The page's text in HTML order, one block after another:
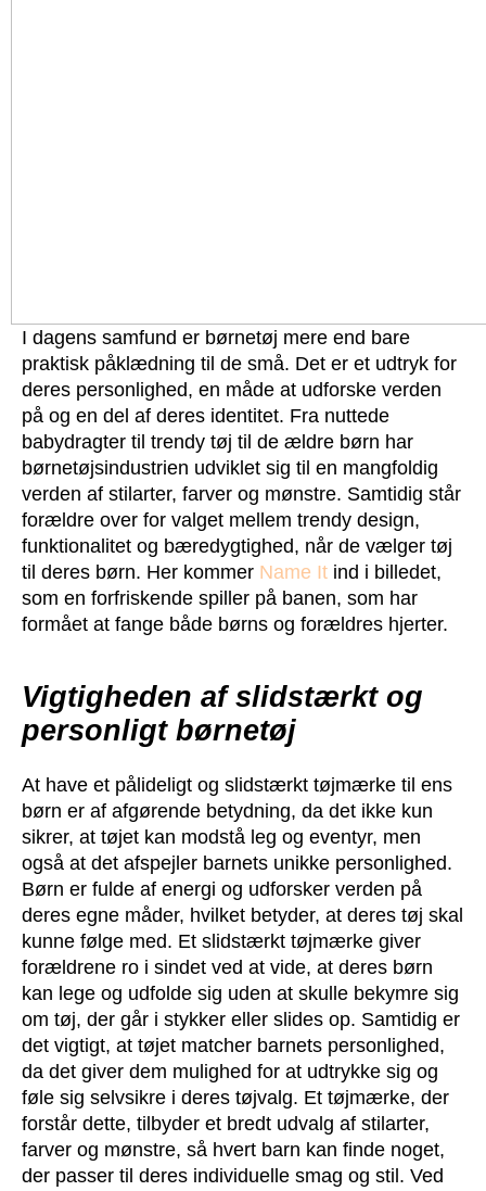
I dagens samfund er børnetøj mere end bare
praktisk påklædning til de små. Det er et udtryk for
deres personlighed, en måde at udforske verden
på og en del af deres identitet. Fra nuttede
babydragter til trendy tøj til de ældre børn har
børnetøjsindustrien udviklet sig til en mangfoldig
verden af stilarter, farver og mønstre. Samtidig står
forældre over for valget mellem trendy design,
funktionalitet og bæredygtighed, når de vælger tøj
til deres børn. Her kommer Name It ind i billedet,
som en forfriskende spiller på banen, som har
formået at fange både børns og forældres hjerter.
Vigtigheden af slidstærkt og
personligt børnetøj
At have et pålideligt og slidstærkt tøjmærke til ens
børn er af afgørende betydning, da det ikke kun
sikrer, at tøjet kan modstå leg og eventyr, men
også at det afspejler barnets unikke personlighed.
Børn er fulde af energi og udforsker verden på
deres egne måder, hvilket betyder, at deres tøj skal
kunne følge med. Et slidstærkt tøjmærke giver
forældrene ro i sindet ved at vide, at deres børn
kan lege og udfolde sig uden at skulle bekymre sig
om tøj, der går i stykker eller slides op. Samtidig er
det vigtigt, at tøjet matcher barnets personlighed,
da det giver dem mulighed for at udtrykke sig og
føle sig selvsikre i deres tøjvalg. Et tøjmærke, der
forstår dette, tilbyder et bredt udvalg af stilarter,
farver og mønstre, så hvert barn kan finde noget,
der passer til deres individuelle smag og stil. Ved